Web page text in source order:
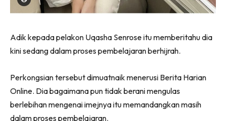
Adik kepada pelakon Uqasha Senrose itu memberitahu dia
kini sedang dalam proses pembelajaran berhijrah.
Perkongsian tersebut dimuatnaik menerusi Berita Harian
Online. Dia bagaimana pun tidak berani mengulas
berlebihan mengenai imejnya itu memandangkan masih
dalam proses pembelajaran.